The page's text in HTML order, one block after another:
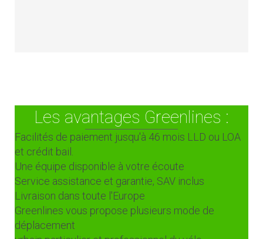
Les avantages Greenlines :
Facilités de paiement jusqu'à 46 mois LLD ou LOA
et crédit bail.
Une équipe disponible à votre écoute
Service assistance et garantie, SAV inclus
Livraison dans toute l'Europe
Greenlines vous propose plusieurs mode de
déplacement